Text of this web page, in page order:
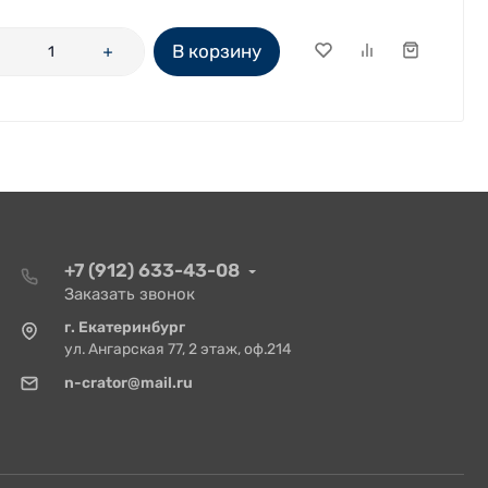
В корзину
+7 (912) 633-43-08
Заказать звонок
г. Екатеринбург
ул. Ангарская 77, 2 этаж, оф.214
n-crator@mail.ru